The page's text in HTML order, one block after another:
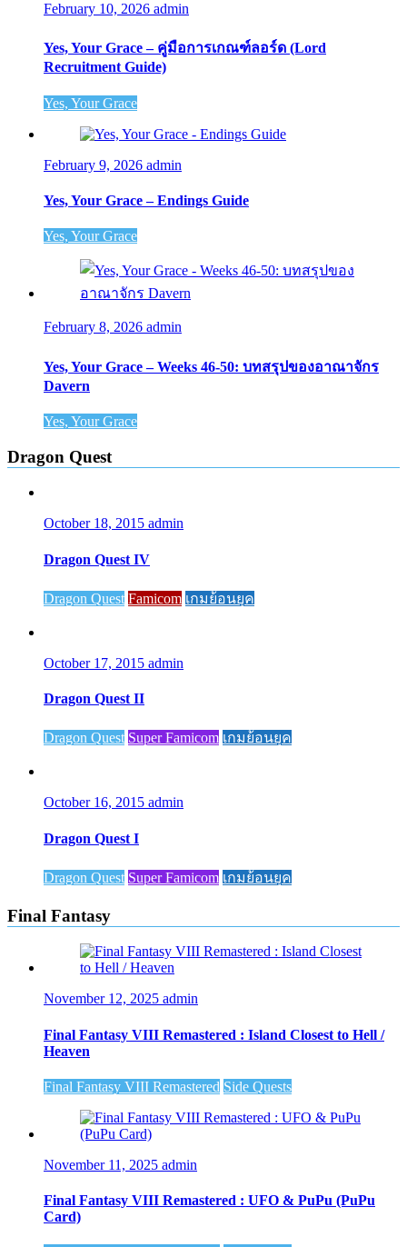
February 10, 2026 admin
Yes, Your Grace – คู่มือการเกณฑ์ลอร์ด (Lord
Recruitment Guide)
Yes, Your Grace
February 9, 2026 admin
Yes, Your Grace – Endings Guide
Yes, Your Grace
February 8, 2026 admin
Yes, Your Grace – Weeks 46-50: บทสรุปของอาณาจักร
Davern
Yes, Your Grace
Dragon Quest
October 18, 2015 admin
Dragon Quest IV
Dragon Quest Famicom เกมย้อนยุค
October 17, 2015 admin
Dragon Quest II
Dragon Quest Super Famicom เกมย้อนยุค
October 16, 2015 admin
Dragon Quest I
Dragon Quest Super Famicom เกมย้อนยุค
Final Fantasy
November 12, 2025 admin
Final Fantasy VIII Remastered : Island Closest to Hell /
Heaven
Final Fantasy VIII Remastered Side Quests
November 11, 2025 admin
Final Fantasy VIII Remastered : UFO & PuPu (PuPu
Card)